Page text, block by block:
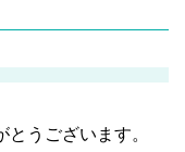
うございます。